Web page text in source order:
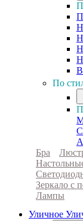
По
Бра
Зеркало с
Лампы
Уличное